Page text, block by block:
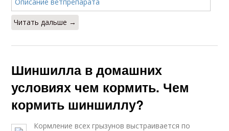
Читать дальше →
Шиншилла в домашних
условиях чем кормить. Чем
кормить шиншиллу?
Кормление всех грызунов выстраивается по